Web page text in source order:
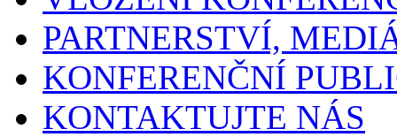
PARTNERSTVÍ,
KONFERENČNÍ
KONTAKTUJTE NÁS